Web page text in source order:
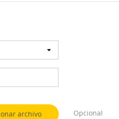
archivo Opcional